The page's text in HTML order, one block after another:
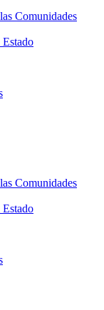
Comunidades
Comunidades